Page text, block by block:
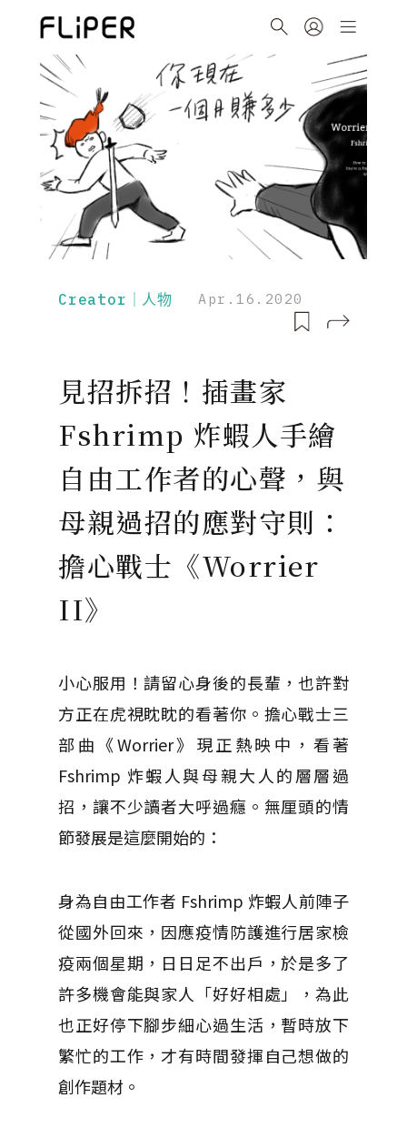
Creator｜人物 Apr.16.2020
見招拆招！插畫家
Fshrimp 炸蝦人手繪
自由工作者的心聲，與
母親過招的應對守則：
擔心戰士《Worrier
II》
小心服用！請留心身後的長輩，也許對
方正在虎視眈眈的看著你。擔心戰士三
部曲《Worrier》現正熱映中，看著
Fshrimp 炸蝦人與母親大人的層層過
招，讓不少讀者大呼過癮。無厘頭的情
節發展是這麼開始的：
身為自由工作者 Fshrimp 炸蝦人前陣子
從國外回來，因應疫情防護進行居家檢
疫兩個星期，日日足不出戶，於是多了
許多機會能與家人「好好相處」，為此
也正好停下腳步細心過生活，暫時放下
繁忙的工作，才有時間發揮自己想做的
創作題材。